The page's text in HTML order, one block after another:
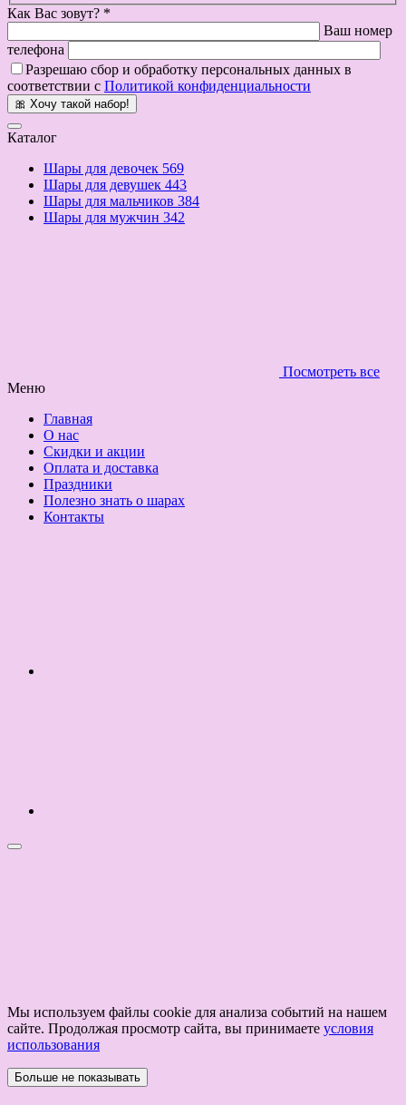
Как Вас зовут? *
Ваш номер
телефона
Разрешаю сбор и обработку персональных данных в
соответствии с Политикой конфиденциальности
🎀 Хочу такой набор!
Каталог
Шары для девочек 569
Шары для девушек 443
Шары для мальчиков 384
Шары для мужчин 342
Посмотреть все
Меню
Главная
О нас
Скидки и акции
Оплата и доставка
Праздники
Полезно знать о шарах
Контакты
Мы используем файлы cookie для анализа событий на нашем
сайте. Продолжая просмотр сайта, вы принимаете условия
использования
Больше не показывать